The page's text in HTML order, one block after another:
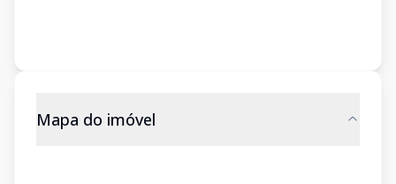
Mapa do imóvel